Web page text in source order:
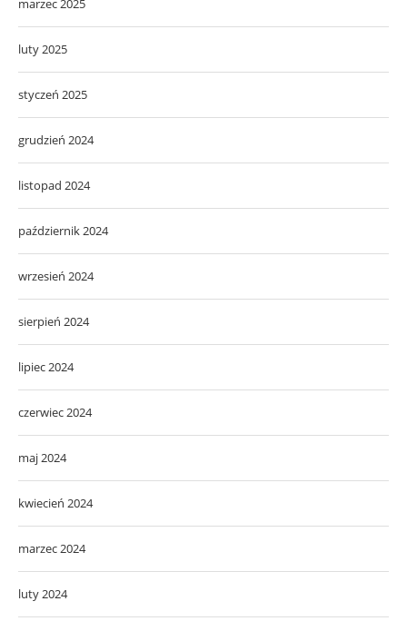
marzec 2025
luty 2025
styczeń 2025
grudzień 2024
listopad 2024
październik 2024
wrzesień 2024
sierpień 2024
lipiec 2024
czerwiec 2024
maj 2024
kwiecień 2024
marzec 2024
luty 2024